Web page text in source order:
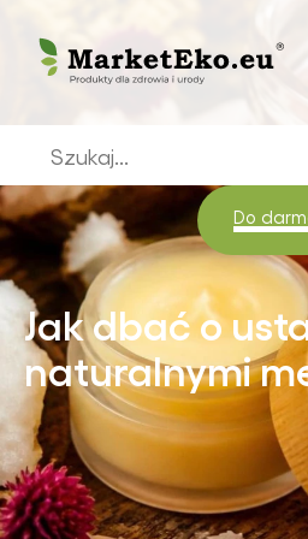
Do
Jak dbać o
naturalnymi